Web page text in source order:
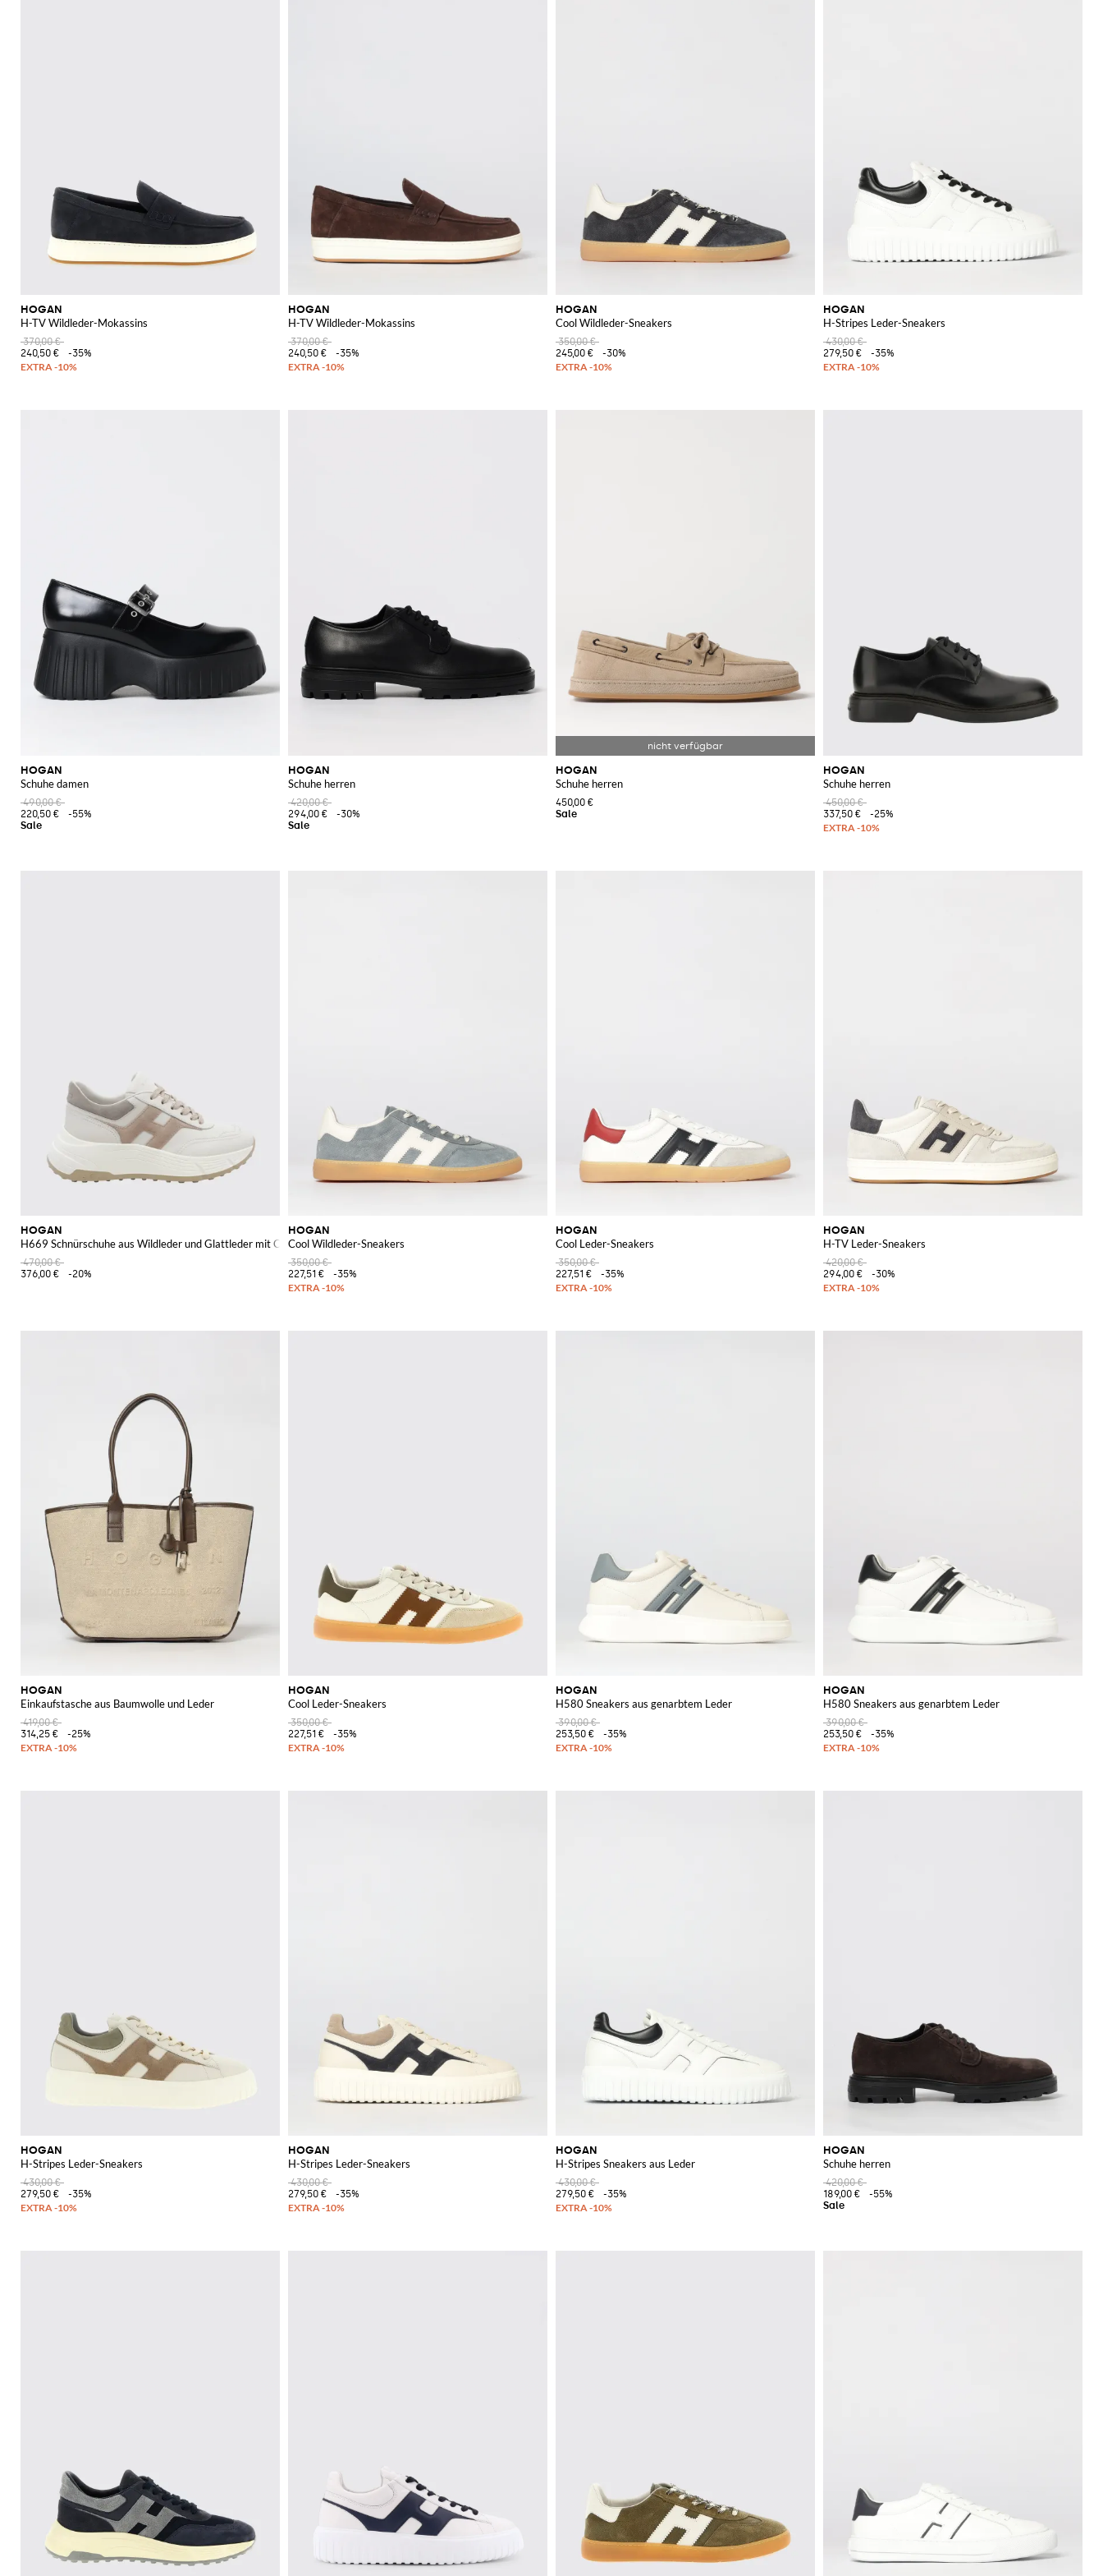
HOGAN
H-TV Wildleder-Mokassins
370,00 €
240,50 €
-35%
HOGAN
H-TV Wildleder-Mokassins
370,00 €
240,50 €
-35%
HOGAN
Cool Wildleder-Sneakers
350,00 €
245,00 €
-30%
HOGAN
H-Stripes Leder-Sneakers
430,00 €
279,50 €
-35%
HOGAN
Schuhe damen
490,00 €
220,50 €
-55%
HOGAN
Schuhe herren
420,00 €
294,00 €
-30%
HOGAN
Schuhe herren
450,00 €
HOGAN
Schuhe herren
450,00 €
337,50 €
-25%
HOGAN
H669 Schnürschuhe aus Wildleder und Glattleder mit Chunky-Sohle und kontrastierendem H-Logo
470,00 €
376,00 €
-20%
HOGAN
Cool Wildleder-Sneakers
350,00 €
227,51 €
-35%
HOGAN
Cool Leder-Sneakers
350,00 €
227,51 €
-35%
HOGAN
H-TV Leder-Sneakers
420,00 €
294,00 €
-30%
HOGAN
Einkaufstasche aus Baumwolle und Leder
419,00 €
314,25 €
-25%
HOGAN
Cool Leder-Sneakers
350,00 €
227,51 €
-35%
HOGAN
H580 Sneakers aus genarbtem Leder
390,00 €
253,50 €
-35%
HOGAN
H580 Sneakers aus genarbtem Leder
390,00 €
253,50 €
-35%
HOGAN
H-Stripes Leder-Sneakers
430,00 €
279,50 €
-35%
HOGAN
H-Stripes Leder-Sneakers
430,00 €
279,50 €
-35%
HOGAN
H-Stripes Sneakers aus Leder
430,00 €
279,50 €
-35%
HOGAN
Schuhe herren
420,00 €
189,00 €
-55%